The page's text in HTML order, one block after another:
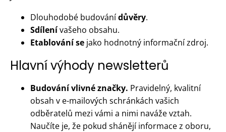
Dlouhodobé budovánídůvěry.
Sdílenívašeho obsahu.
Etablováníse jako hodnotný informační zdroj.
Hlavní výhody newsletterů
Budování vlivné značky. Pravidelný, kvalitní
obsah v e-mailových schránkách vašich
odběratelů mezi vámi a nimi naváže vztah.
Naučíte je, že pokud shánějí informace z oboru,